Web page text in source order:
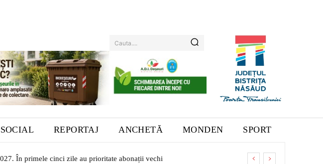
Cauta....
SOCIAL REPORTAJ ANCHETĂ MONDEN SPORT
În primele cinci zile au prioritate abonații vechi